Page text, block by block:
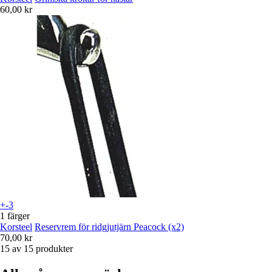
60,00 kr
+-3
1 färger
Korsteel Reservrem för ridgjutjärn Peacock (x2)
70,00 kr
15 av 15 produkter